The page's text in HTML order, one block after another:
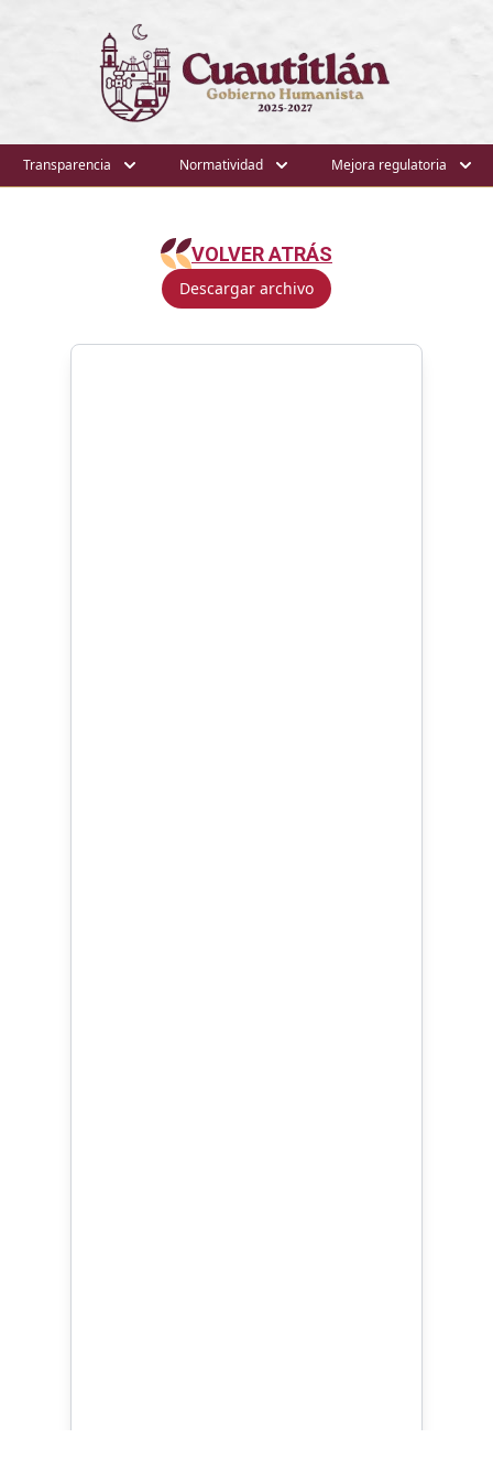
Transparencia Normatividad Mejora regulatoria
VOLVER ATRÁS
Descargar archivo